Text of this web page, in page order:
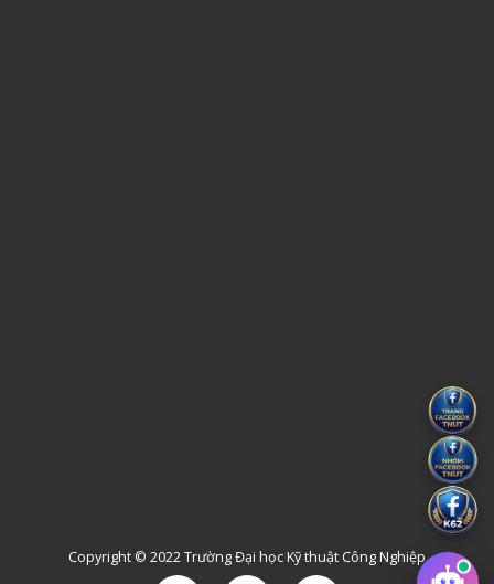
Copyright © 2022 Trường Đại học Kỹ thuật Công Nghiệp